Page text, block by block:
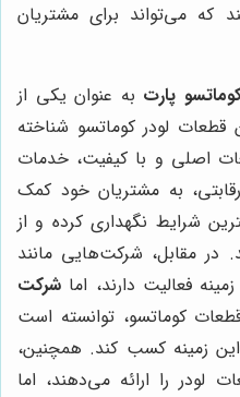
که می‌تواند برای مشتریان
پارت به عنوان یکی از
قطعات لودر کوماتسو شناخته
اصلی و با کیفیت، خدمات
به مشتریان خود کمک
شرایط نگهداری کرده و از
در مقابل، شرکت‌هایی مانند
شرکت
قطعات کوماتسو، توانسته است
زمینه کسب کند. همچنین،